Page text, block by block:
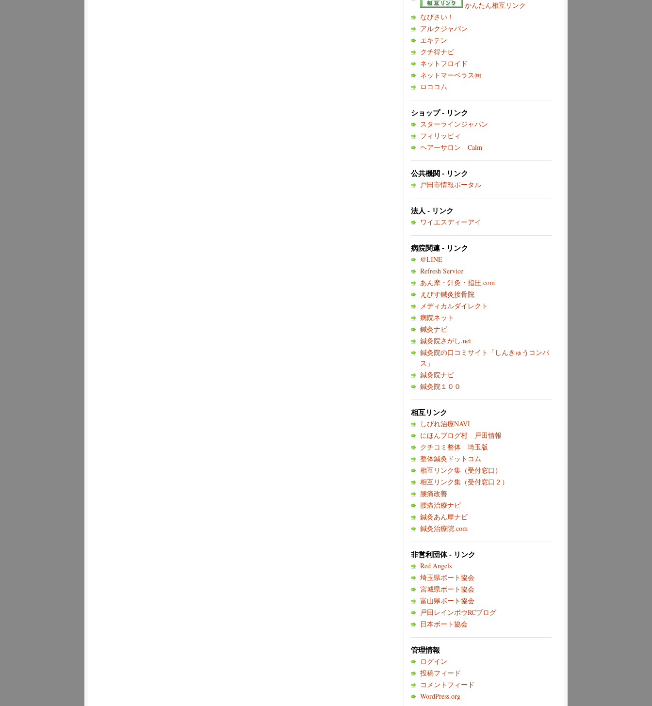
かんたん相互リンク
なびさい！
アルクジャパン
エキテン
クチ得ナビ
ネットフロイド
ネットマーベラス㈱
ロココム
ショップ - リンク
スターラインジャパン
フィリッピィ
ヘアーサロン Calm
公共機関 - リンク
戸田市情報ポータル
法人 - リンク
ワイエスディーアイ
病院関連 - リンク
@LINE
Refresh Service
あん摩・針灸・指圧.com
えびす鍼灸接骨院
メディカルダイレクト
病院ネット
鍼灸ナビ
鍼灸院さがし.net
鍼灸院の口コミサイト「しんきゅうコンパ
ス」
鍼灸院ナビ
鍼灸院１００
相互リンク
しびれ治療NAVI
にほんブログ村 戸田情報
クチコミ整体 埼玉版
整体鍼灸ドットコム
相互リンク集（受付窓口）
相互リンク集（受付窓口２）
腰痛改善
腰痛治療ナビ
鍼灸あん摩ナビ
鍼灸治療院.com
非営利団体 - リンク
Red Angels
埼玉県ボート協会
宮城県ボート協会
富山県ボート協会
戸田レインボウRCブログ
日本ボート協会
管理情報
ログイン
投稿フィード
コメントフィード
WordPress.org